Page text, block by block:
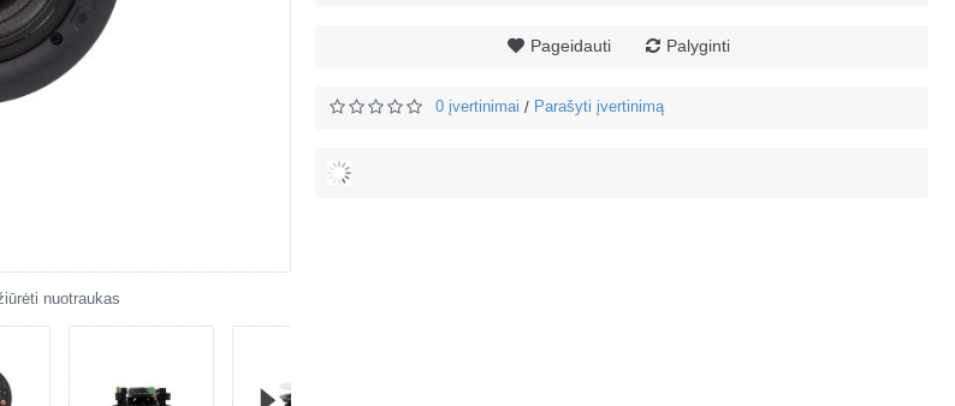
nuotraukas
Pageidauti Palyginti
0 įvertinimai / Parašyti įvertinimą